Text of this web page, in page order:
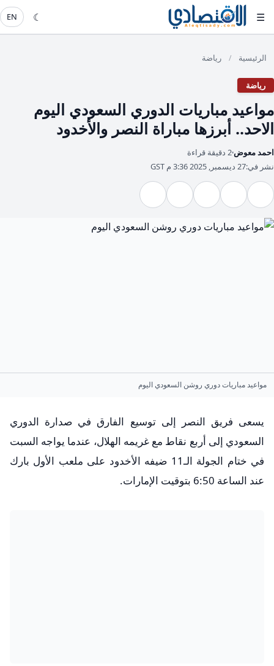
☰
☾
EN
الرئيسية / رياضة
رياضة
مواعيد مباريات الدوري السعودي اليوم
الاحد.. أبرزها مباراة النصر والأخدود
احمد معوض 2 دقيقة قراءة
نشر في:27 ديسمبر, 2025 3:36 م GST
مواعيد مباريات دوري روشن السعودي اليوم
يسعى فريق النصر إلى توسيع الفارق في صدارة الدوري
السعودي إلى أربع نقاط مع غريمه الهلال، عندما يواجه السبت
في ختام الجولة الـ11 ضيفه الأخدود على ملعب الأول بارك
عند الساعة 6:50 بتوقيت الإمارات.